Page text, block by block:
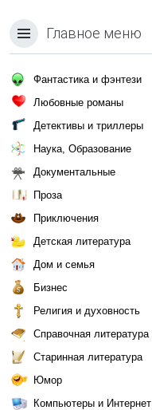
Главное меню
Фантастика и фэнтези
Любовные романы
Детективы и триллеры
Наука, Образование
Документальные
Проза
Приключения
Детская литература
Дом и семья
Бизнес
Религия и духовность
Справочная литература
Старинная литература
Юмор
Компьютеры и Интернет